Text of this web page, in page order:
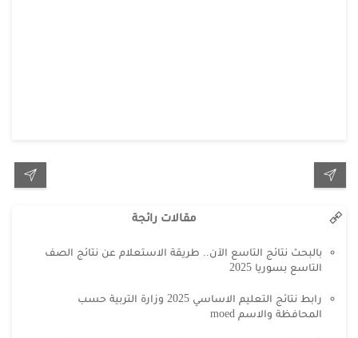
مقالات رائجة
بالبحث نتائج التاسع الآن.. طريقة الاستعلام عن نتائج الصف
التاسع بسوريا 2025
رابط نتائج التعليم الاساسي 2025 وزارة التربية حسب
المحافظة والاسم moed